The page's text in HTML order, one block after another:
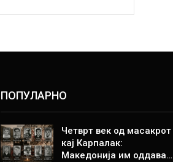
ПОПУЛАРНО
Четврт век од масакрот
кај Карпалак:
Македонија им оддава…